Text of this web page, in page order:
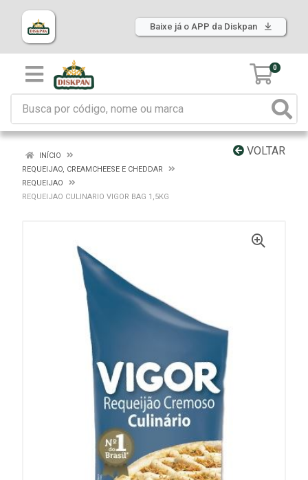
Baixe já o APP da Diskpan
0
VOLTAR
INÍCIO
REQUEIJAO, CREAMCHEESE E CHEDDAR
REQUEIJAO
REQUEIJAO CULINARIO VIGOR BAG 1,5KG